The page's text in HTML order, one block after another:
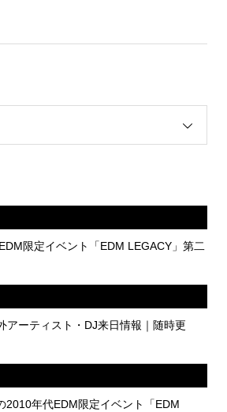
限定イベント「EDM LEGACY」第二
アーティスト・DJ来日情報｜随時更
2010年代EDM限定イベント「EDM